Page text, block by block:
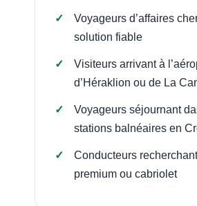
Voyageurs d’affaires
solution fiable
Visiteurs arrivant à
d’Héraklion ou de La
Voyageurs séjournant
stations balnéaires en
Conducteurs
premium ou cabriolet